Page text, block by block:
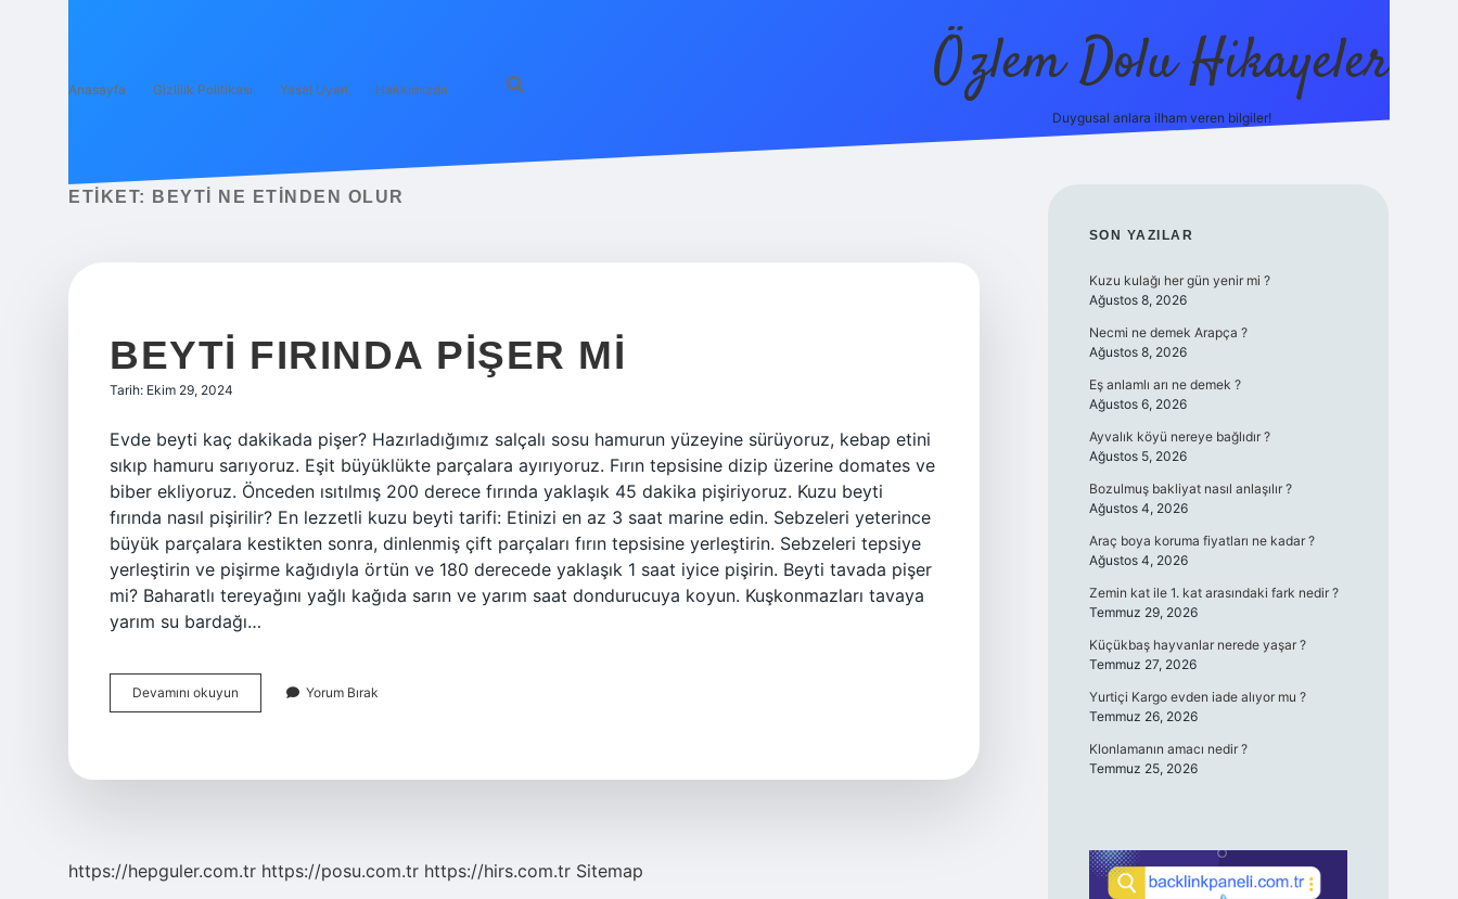
Anasayfa Gizlilik Politikası Yasal Uyarı Hakkımızda Özlem Dolu Hikayeler
Duygusal anlara ilham veren bilgiler!
ETIKET: BEYTI NE ETINDEN OLUR
BEYTI FIRINDA PIŞER MI
Tarih: Ekim 29, 2024
Evde beyti kaç dakikada pişer? Hazırladığımız salçalı sosu hamurun yüzeyine sürüyoruz, kebap etini
sıkıp hamuru sarıyoruz. Eşit büyüklükte parçalara ayırıyoruz. Fırın tepsisine dizip üzerine domates ve
biber ekliyoruz. Önceden ısıtılmış 200 derece fırında yaklaşık 45 dakika pişiriyoruz. Kuzu beyti
fırında nasıl pişirilir? En lezzetli kuzu beyti tarifi: Etinizi en az 3 saat marine edin. Sebzeleri yeterince
büyük parçalara kestikten sonra, dinlenmiş çift parçaları fırın tepsisine yerleştirin. Sebzeleri tepsiye
yerleştirin ve pişirme kağıdıyla örtün ve 180 derecede yaklaşık 1 saat iyice pişirin. Beyti tavada pişer
mi? Baharatlı tereyağını yağlı kağıda sarın ve yarım saat dondurucuya koyun. Kuşkonmazları tavaya
yarım su bardağı…
Devamını okuyun
Fırında
Yorum Bırak
https://hepguler.com.tr https://posu.com.tr https://hirs.com.tr Sitemap
SIDEBAR
SON YAZILAR
Kuzu kulağı her gün yenir mi ?
Ağustos 8, 2026
Necmi ne demek Arapça ?
Ağustos 8, 2026
Eş anlamlı arı ne demek ?
Ağustos 6, 2026
Ayvalık köyü nereye bağlıdır ?
Ağustos 5, 2026
Bozulmuş bakliyat nasıl anlaşılır ?
Ağustos 4, 2026
Araç boya koruma fiyatları ne kadar ?
Ağustos 4, 2026
Zemin kat ile 1. kat arasındaki fark nedir ?
Temmuz 29, 2026
Küçükbaş hayvanlar nerede yaşar ?
Temmuz 27, 2026
Yurtiçi Kargo evden iade alıyor mu ?
Temmuz 26, 2026
Klonlamanın amacı nedir ?
Temmuz 25, 2026